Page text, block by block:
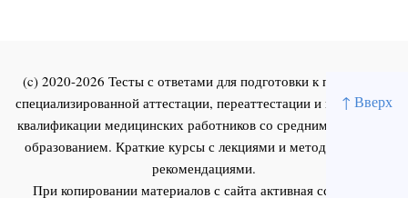
↑ Вверх
(c) 2020-2026 Тесты с ответами для подготовки к первичной
специализированной аттестации, переаттестации и повышения
квалификации медицинских работников со средним и высшим
образованием. Краткие курсы с лекциями и методическими
рекомендациями.
При копировании материалов с сайта активная ссылка на